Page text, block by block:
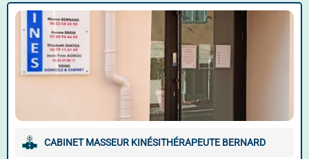
CABINET MASSEUR KINÉSITHÉRAPEUTE BERNARD